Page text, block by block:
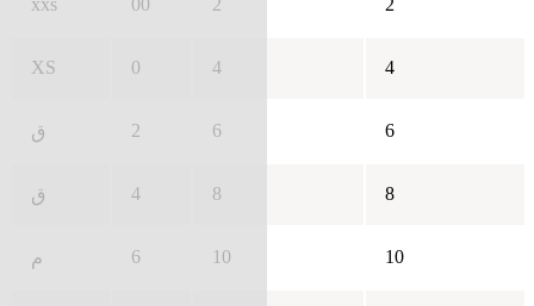
xxs 00 2 2
XS 0 4 4
ق 2 6 6
ق 4 8 8
م 6 10 10